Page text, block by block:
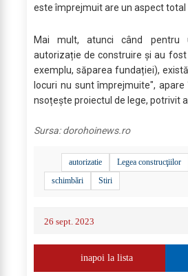
este împrejmuit are un aspect total
Mai mult, atunci când pentru
autorizație de construire şi au
exemplu, săparea fundației),
locuri nu sunt împrejmuite",
nsoțește proiectul de lege, potrivit
Sursa:dorohoinews.ro
autorizatie Legea construcţiilor
schimbări
Stiri
26 sept. 2023
inapoi la lista